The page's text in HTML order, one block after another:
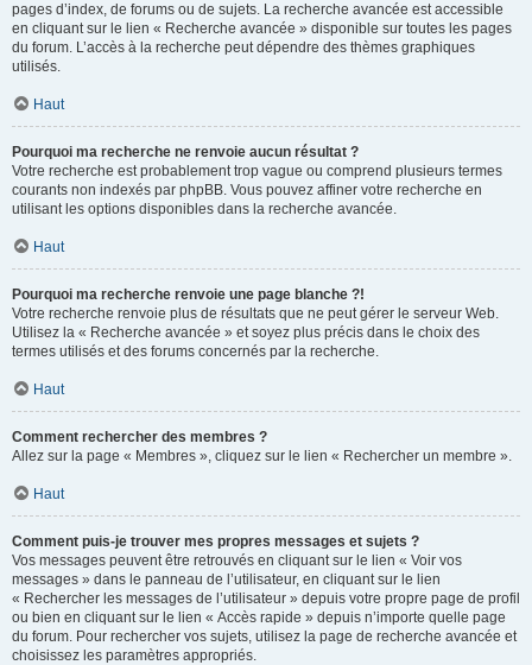
pages d’index, de forums ou de sujets. La recherche avancée est accessible
en cliquant sur le lien « Recherche avancée » disponible sur toutes les pages
du forum. L’accès à la recherche peut dépendre des thèmes graphiques
utilisés.
Haut
Pourquoi ma recherche ne renvoie aucun résultat ?
Votre recherche est probablement trop vague ou comprend plusieurs termes
courants non indexés par phpBB. Vous pouvez affiner votre recherche en
utilisant les options disponibles dans la recherche avancée.
Haut
Pourquoi ma recherche renvoie une page blanche ?!
Votre recherche renvoie plus de résultats que ne peut gérer le serveur Web.
Utilisez la « Recherche avancée » et soyez plus précis dans le choix des
termes utilisés et des forums concernés par la recherche.
Haut
Comment rechercher des membres ?
Allez sur la page « Membres », cliquez sur le lien « Rechercher un membre ».
Haut
Comment puis-je trouver mes propres messages et sujets ?
Vos messages peuvent être retrouvés en cliquant sur le lien « Voir vos
messages » dans le panneau de l’utilisateur, en cliquant sur le lien
« Rechercher les messages de l’utilisateur » depuis votre propre page de profil
ou bien en cliquant sur le lien « Accès rapide » depuis n’importe quelle page
du forum. Pour rechercher vos sujets, utilisez la page de recherche avancée et
choisissez les paramètres appropriés.